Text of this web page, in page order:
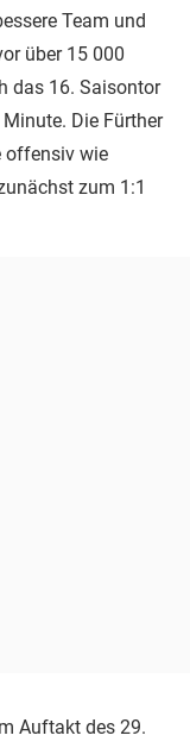
Team und
über 15 000
das 16. Saisontor
Die Fürther
offensiv wie
zum 1:1
Auftakt des 29.